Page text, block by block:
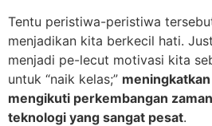
Tentu peristiwa-peristiwa
menjadikan kita berkecil hati.
menjadi pe-lecut motivasi kita
untuk “naik kelas;”
mengikuti perkembangan
teknologi yang sangat pesat.